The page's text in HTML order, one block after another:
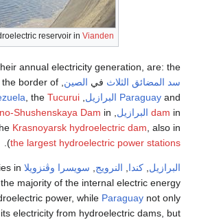
Hydroelectric reservoir in, لوكسمبورگ
descending order of their annual
الصين, the
Itaipu Dam on the border of
Guri Damin Venezuela, theTucurui
Sayano-Shushenskaya
روسيا and
theKrasnoyarsk روسيا(see
List of
the largest
).
وڤنزويلا are the only countries in
the world where the majority of the
production is from hydroelectric power,
produces 100% its electricity from